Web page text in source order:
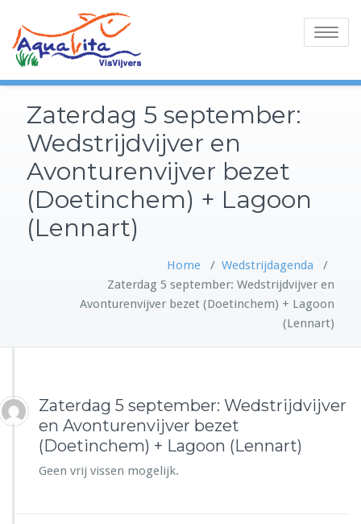
Toggle
Zaterdag 5 september:
Wedstrijdvijver en
Avonturenvijver bezet
(Doetinchem) + Lagoon
(Lennart)
Home / Wedstrijdagenda /
Zaterdag 5 september: Wedstrijdvijver en
Avonturenvijver bezet (Doetinchem) + Lagoon
(Lennart)
Zaterdag 5 september: Wedstrijdvijver
en Avonturenvijver bezet
(Doetinchem) + Lagoon (Lennart)
Geen vrij vissen mogelijk.